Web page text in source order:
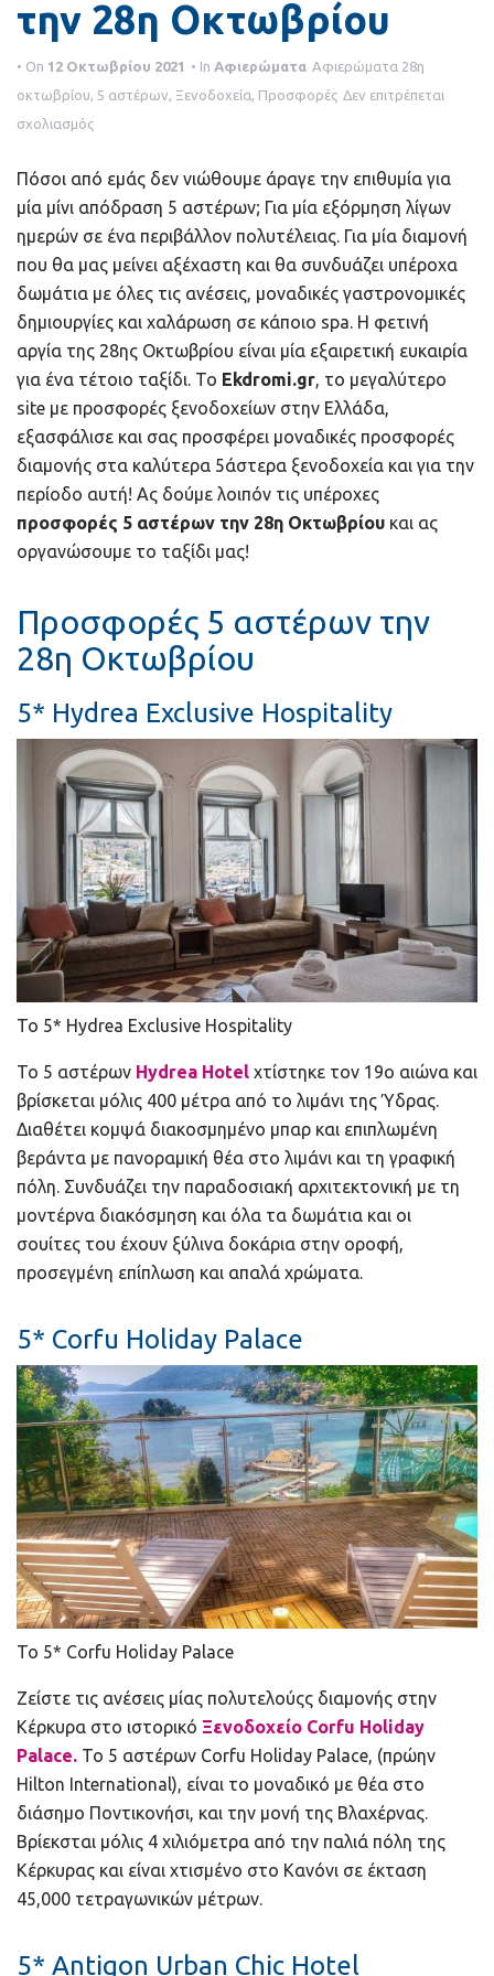
την 28η Οκτωβρίου
• On 12 Οκτωβρίου 2021 • In Αφιερώματα Αφιερώματα 28η
οκτωβρίου 5 αστέρων Ξενοδοχεία Προσφορές Δεν επιτρέπεται
σχολιασμόςστο
5
αστέρων
την
28η
Οκτωβρίου
Πόσοι από εμάς δεν νιώθουμε άραγε την επιθυμία για
μία μίνι απόδραση 5 αστέρων; Για μία εξόρμηση λίγων
ημερών σε ένα περιβάλλον πολυτέλειας. Για μία διαμονή
που θα μας μείνει αξέχαστη και θα συνδυάζει υπέροχα
δωμάτια με όλες τις ανέσεις, μοναδικές γαστρονομικές
δημιουργίες και χαλάρωση σε κάποιο spa. Η φετινή
αργία της 28ης Οκτωβρίου είναι μία εξαιρετική ευκαιρία
για ένα τέτοιο ταξίδι. Το Ekdromi.gr, το μεγαλύτερο
site με προσφορές ξενοδοχείων στην Ελλάδα,
εξασφάλισε και σας προσφέρει μοναδικές προσφορές
διαμονής στα καλύτερα 5άστερα ξενοδοχεία και για την
περίοδο αυτή! Ας δούμε λοιπόν τις υπέροχες
προσφορές 5 αστέρων την 28η Οκτωβρίου και ας
οργανώσουμε το ταξίδι μας!
Προσφορές 5 αστέρων την
28η Οκτωβρίου
5* Hydrea Exclusive Hospitality
Το 5* Hydrea Exclusive Hospitality
Το 5 αστέρων Hydrea Hotel χτίστηκε τον 19ο αιώνα και
βρίσκεται μόλις 400 μέτρα από το λιμάνι της Ύδρας.
Διαθέτει κομψά διακοσμημένο μπαρ και επιπλωμένη
βεράντα με πανοραμική θέα στο λιμάνι και τη γραφική
πόλη. Συνδυάζει την παραδοσιακή αρχιτεκτονική με τη
μοντέρνα διακόσμηση και όλα τα δωμάτια και οι
σουίτες του έχουν ξύλινα δοκάρια στην οροφή,
προσεγμένη επίπλωση και απαλά χρώματα.
5* Corfu Holiday Palace
Το 5* Corfu Holiday Palace
Ζείστε τις ανέσεις μίας πολυτελούςς διαμονής στην
Κέρκυρα στο ιστορικό Ξενοδοχείο Corfu Holiday
Palace. Το 5 αστέρων Corfu Holiday Palace, (πρώην
Hilton International), είναι το μοναδικό με θέα στο
διάσημο Ποντικονήσι, και την μονή της Βλαχέρνας.
Βρίεκσται μόλις 4 χιλιόμετρα από την παλιά πόλη της
Κέρκυρας και είναι χτισμένο στο Κανόνι σε έκταση
45,000 τετραγωνικών μέτρων.
5* Antigon Urban Chic Hotel